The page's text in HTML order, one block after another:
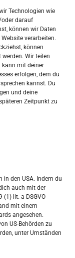
Technologien wie
oder darauf
können wir Daten
verarbeiten.
können
Wir teilen
kann mit deiner
erfolgen, dem du
kannst. Du
und deine
Zeitpunkt zu
in den USA. Indem du
auch mit der
(1) lit. a DSGVO
mit einem
angesehen.
US-Behörden zu
unter Umständen
S S
1
8
15 16